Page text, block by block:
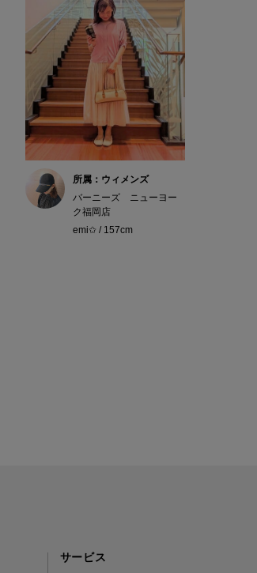
所属：ウィメンズ
バーニーズ ニューヨー
ク福岡店
emi✩ / 157cm
サービス